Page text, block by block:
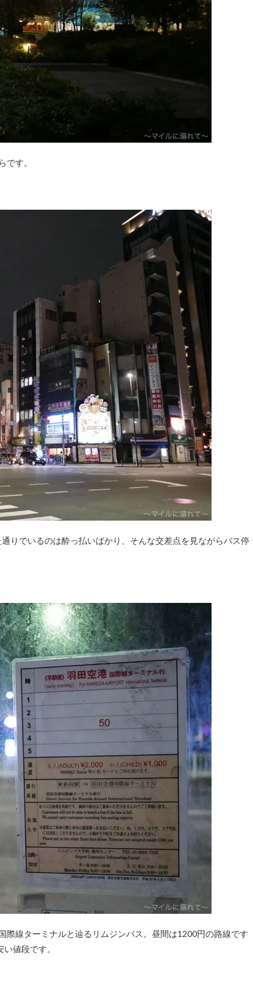
す。
りでいるのは酔っ払いばかり、そんな交差点を見ながらバス停
線ターミナルと辿るリムジンバス。昼間は1200円の路線です
値段です。